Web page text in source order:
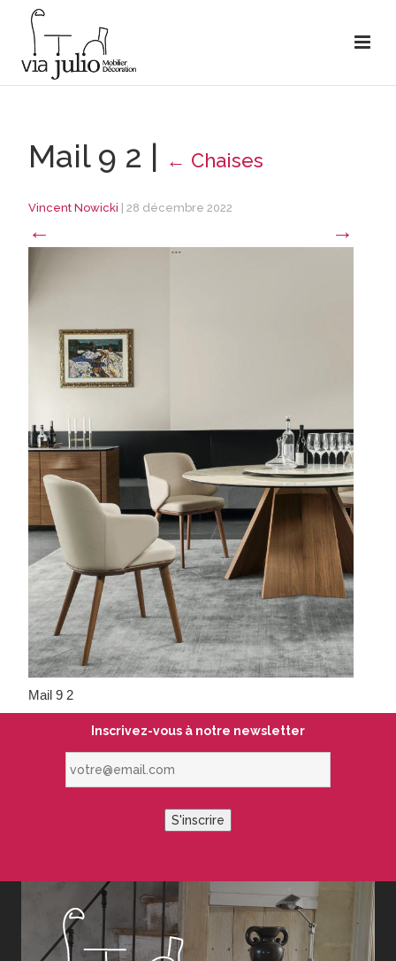
Mail 9 2 | ← Chaises
Vincent Nowicki 28 décembre 2022
← →
Mail 9 2
Inscrivez-vous à notre newsletter
S'inscrire